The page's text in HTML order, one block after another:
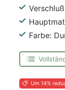
Farbe:
Um 14%